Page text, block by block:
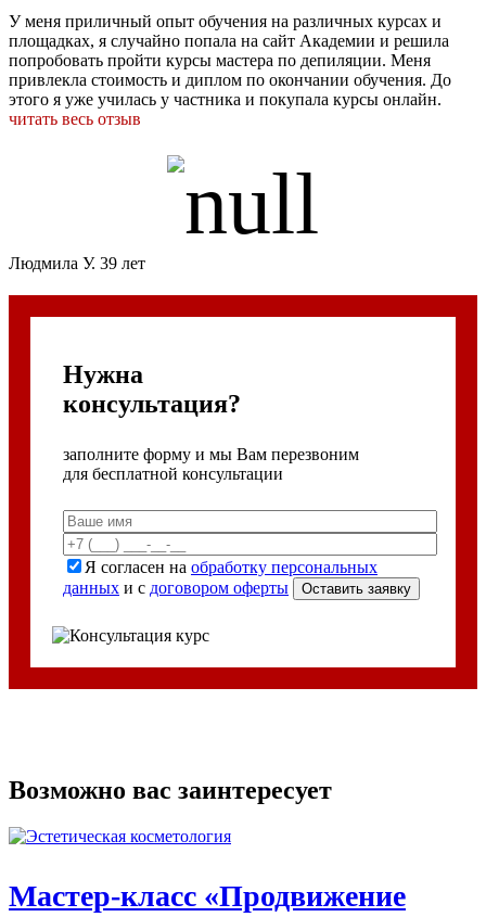
У меня приличный опыт обучения на различных курсах и
площадках, я случайно попала на сайт Академии и решила
попробовать пройти курсы мастера по депиляции. Меня
привлекла стоимость и диплом по окончании обучения. До
этого я уже училась у частника и покупала курсы онлайн.
читать весь отзыв
Людмила У. 39 лет
Нужна
консультация?
заполните форму и мы Вам перезвоним
для бесплатной консультации
Я согласен на обработку персональных
данных и с договором оферты
Возможно вас заинтересует
Мастер-класс «Продвижение